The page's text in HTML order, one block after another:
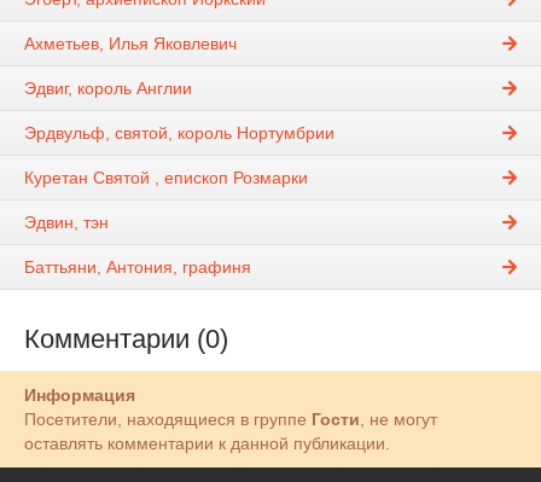
Ахметьев, Илья Яковлевич
Эдвиг, король Англии
Эрдвульф, святой, король Нортумбрии
Куретан Святой , епископ Розмарки
Эдвин, тэн
Баттьяни, Антония, графиня
Комментарии (0)
Информация
Посетители, находящиеся в группе Гости , не могут
оставлять комментарии к данной публикации.